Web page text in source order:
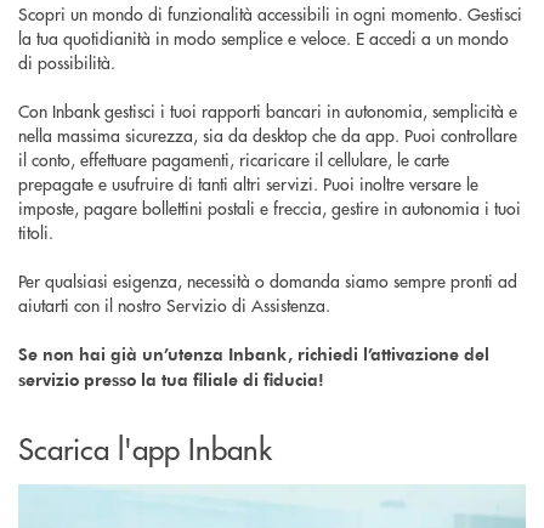
Scopri un mondo di funzionalità accessibili in ogni momento. Gestisci
la tua quotidianità in modo semplice e veloce. E accedi a un mondo
di possibilità.
Con Inbank gestisci i tuoi rapporti bancari in autonomia, semplicità e
nella massima sicurezza, sia da desktop che da app. Puoi controllare
il conto, effettuare pagamenti, ricaricare il cellulare, le carte
prepagate e usufruire di tanti altri servizi. Puoi inoltre versare le
imposte, pagare bollettini postali e freccia, gestire in autonomia i tuoi
titoli.
Per qualsiasi esigenza, necessità o domanda siamo sempre pronti ad
aiutarti con il nostro Servizio di Assistenza.
Se non hai già un’utenza Inbank, richiedi l’attivazione del
servizio presso la tua filiale di fiducia!
Scarica l'app Inbank